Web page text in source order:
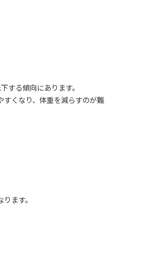
する傾向にあります。
くなり、体重を減らすのが難
ます。